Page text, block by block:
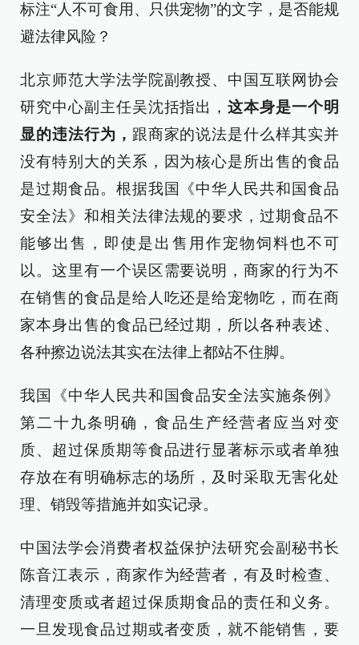
标注“人不可食用、只供宠物”的文字，是否能规
避法律风险？
北京师范大学法学院副教授、中国互联网协会
研究中心副主任吴沈括指出，这本身是一个明
显的违法行为， 跟商家的说法是什么样其实并
没有特别大的关系，因为核心是所出售的食品
是过期食品。根据我国《中华人民共和国食品
安全法》和相关法律法规的要求，过期食品不
能够出售，即使是出售用作宠物饲料也不可
以。这里有一个误区需要说明，商家的行为不
在销售的食品是给人吃还是给宠物吃，而在商
家本身出售的食品已经过期，所以各种表述、
各种擦边说法其实在法律上都站不住脚。
我国《中华人民共和国食品安全法实施条例》
第二十九条明确，食品生产经营者应当对变
质、超过保质期等食品进行显著标示或者单独
存放在有明确标志的场所，及时采取无害化处
理、销毁等措施并如实记录。
中国法学会消费者权益保护法研究会副秘书长
陈音江表示，商家作为经营者，有及时检查、
清理变质或者超过保质期食品的责任和义务。
一旦发现食品过期或者变质，就不能销售，要